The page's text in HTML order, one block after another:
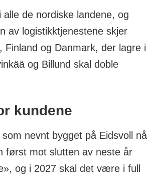
alle de nordiske landene, og
av logistikktjenestene skjer
Finland og Danmark, der lagre i
og Billund skal doble
kundene
nevnt bygget på Eidsvoll nå
først mot slutten av neste år
og i 2027 skal det være i full